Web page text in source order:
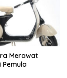
Merawat
Pemula